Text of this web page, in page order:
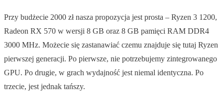
Przy budżecie 2000 zł nasza propozycja jest prosta – Ryzen 3 1200,
Radeon RX 570 w wersji 8 GB oraz 8 GB pamięci RAM DDR4
3000 MHz. Możecie się zastanawiać czemu znajduje się tutaj Ryzen
pierwszej generacji. Po pierwsze, nie potrzebujemy zintegrowanego
GPU. Po drugie, w grach wydajność jest niemal identyczna. Po
trzecie, jest jednak tańszy.